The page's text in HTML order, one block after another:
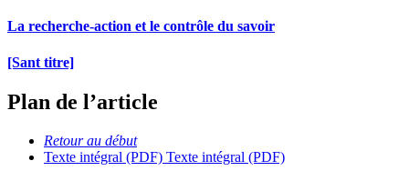
La recherche-action et le contrôle du savoir
[Sant titre]
Plan de l’article
Retour au début
Texte intégral (PDF) Texte intégral (PDF)